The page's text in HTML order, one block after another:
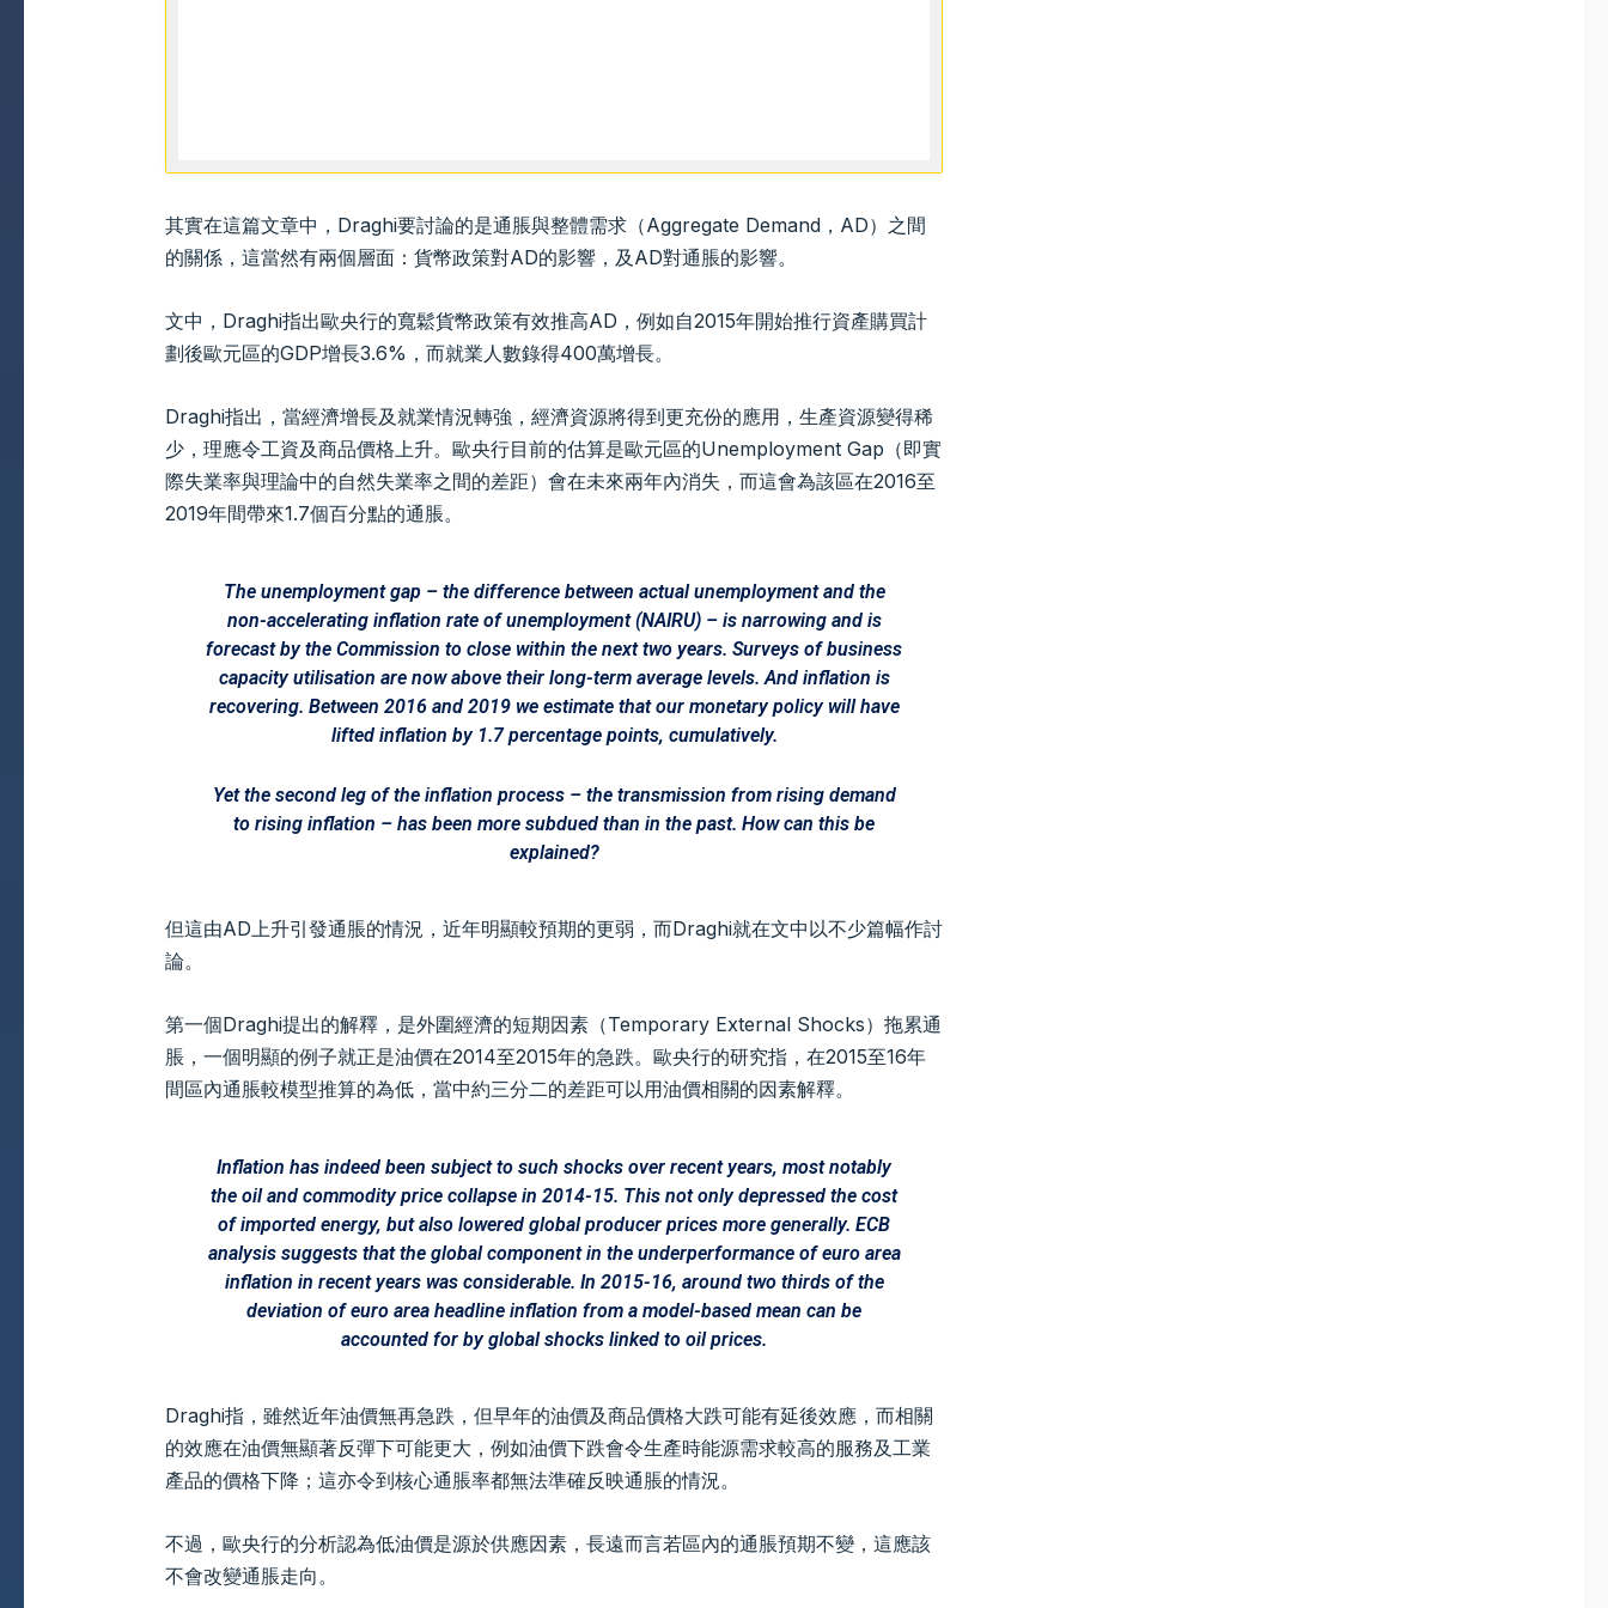
其實在這篇文章中，Draghi要討論的是通脹與整體需求（Aggregate Demand，AD）之間
的關係，這當然有兩個層面：貨幣政策對AD的影響，及AD對通脹的影響。
文中，Draghi指出歐央行的寬鬆貨幣政策有效推高AD，例如自2015年開始推行資產購買計
劃後歐元區的GDP增長3.6%，而就業人數錄得400萬增長。
Draghi指出，當經濟增長及就業情況轉強，經濟資源將得到更充份的應用，生產資源變得稀
少，理應令工資及商品價格上升。歐央行目前的估算是歐元區的Unemployment Gap（即實
際失業率與理論中的自然失業率之間的差距）會在未來兩年內消失，而這會為該區在2016至
2019年間帶來1.7個百分點的通脹。
The unemployment gap – the difference between actual unemployment and the
non-accelerating inflation rate of unemployment (NAIRU) – is narrowing and is
forecast by the Commission to close within the next two years. Surveys of business
capacity utilisation are now above their long-term average levels. And inflation is
recovering. Between 2016 and 2019 we estimate that our monetary policy will have
lifted inflation by 1.7 percentage points, cumulatively.
Yet the second leg of the inflation process – the transmission from rising demand
to rising inflation – has been more subdued than in the past. How can this be
explained?
但這由AD上升引發通脹的情況，近年明顯較預期的更弱，而Draghi就在文中以不少篇幅作討
論。
第一個Draghi提出的解釋，是外圍經濟的短期因素（Temporary External Shocks）拖累通
脹，一個明顯的例子就正是油價在2014至2015年的急跌。歐央行的研究指，在2015至16年
間區內通脹較模型推算的為低，當中約三分二的差距可以用油價相關的因素解釋。
Inflation has indeed been subject to such shocks over recent years, most notably
the oil and commodity price collapse in 2014-15. This not only depressed the cost
of imported energy, but also lowered global producer prices more generally. ECB
analysis suggests that the global component in the underperformance of euro area
inflation in recent years was considerable. In 2015-16, around two thirds of the
deviation of euro area headline inflation from a model-based mean can be
accounted for by global shocks linked to oil prices.
Draghi指，雖然近年油價無再急跌，但早年的油價及商品價格大跌可能有延後效應，而相關
的效應在油價無顯著反彈下可能更大，例如油價下跌會令生產時能源需求較高的服務及工業
產品的價格下降；這亦令到核心通脹率都無法準確反映通脹的情況。
不過，歐央行的分析認為低油價是源於供應因素，長遠而言若區內的通脹預期不變，這應該
不會改變通脹走向。